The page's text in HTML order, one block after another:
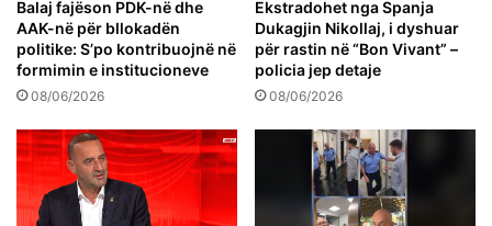
Balaj fajëson PDK-në dhe
AAK-në për bllokadën
politike: S’po kontribuojnë në
formimin e institucioneve
08/06/2026
Ekstradohet nga Spanja
Dukagjin Nikollaj, i dyshuar
për rastin në “Bon Vivant” –
policia jep detaje
08/06/2026